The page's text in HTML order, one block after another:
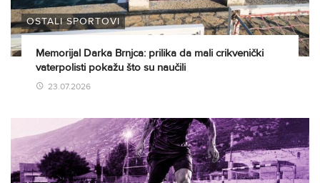
OSTALI SPORTOVI
Memorijal Darka Brnjca: prilika da mali crikvenički
vaterpolisti pokažu što su naučili
23.07.2026